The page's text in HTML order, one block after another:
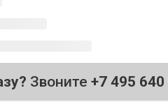
Звоните +7 495 640